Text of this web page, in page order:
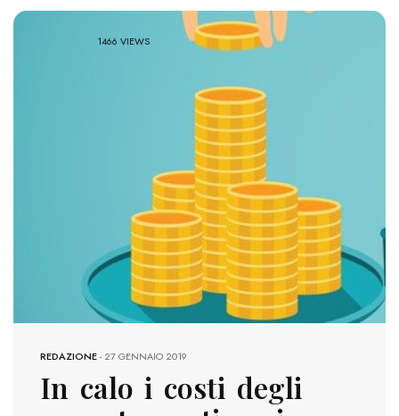
1466 VIEWS
REDAZIONE-27 GENNAIO 2019
In calo i costi degli